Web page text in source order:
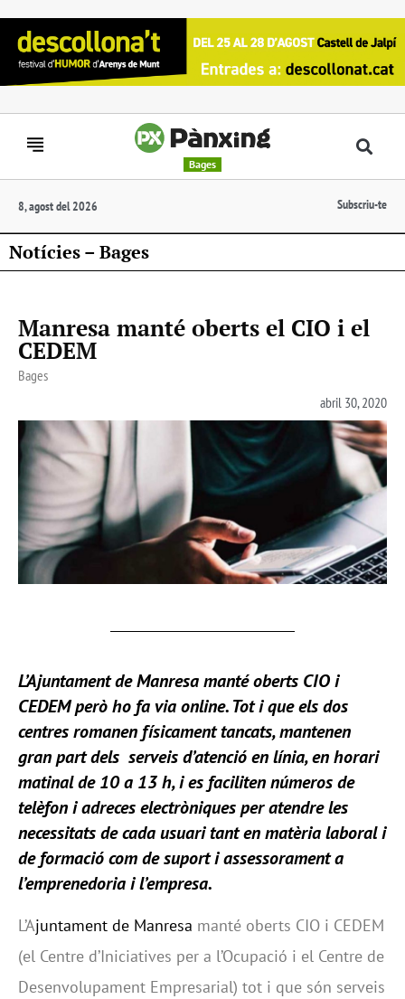
Bages
8, agost del 2026 Subscriu-te
Notícies – Bages
Manresa manté oberts el CIO i el
CEDEM
Bages
abril 30, 2020
L’Ajuntament de Manresa manté oberts CIO i
CEDEM però ho fa viaonline.Tot i que els dos
centres romanen físicament tancats, mantenen
gran part dels serveis d’atenció en línia, en horari
matinal de 10 a 13 h, i es faciliten números de
telèfon i adreces electròniques per atendre les
necessitats de cada usuari tant en matèria laboral i
de formació com de suport i assessorament a
l’emprenedoria i l’empresa.
L’Ajuntament de Manresa manté oberts CIO i CEDEM
(el Centre d’Iniciatives per a l’Ocupació i el Centre de
Desenvolupament Empresarial) tot i que són serveis